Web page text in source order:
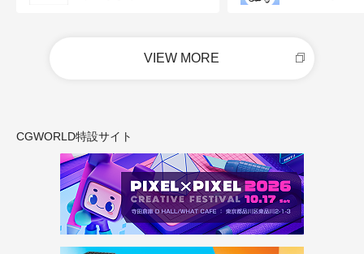
VIEW MORE
CGWORLD特設サイト